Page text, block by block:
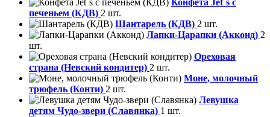
Конфета Jet`s с
печеньем (КДВ) 2 шт.
Шантарель (КДВ) 2 шт.
Лапки-Царапки (Акконд) 2
шт.
Ореховая
страна (Невский кондитер) 2 шт.
Моне, молочный
трюфель (Конти) 2 шт.
Левушка
детям Чудо-звери (Славянка) 1 шт.